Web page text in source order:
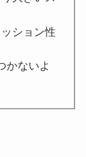
ション性
かないよ